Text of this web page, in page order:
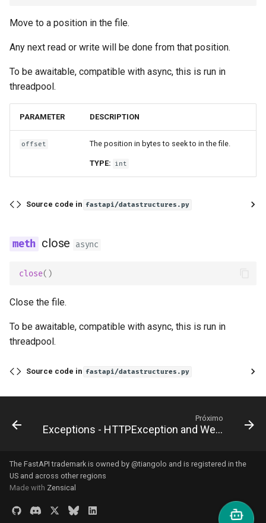
Move to a position in the file.
Any next read or write will be done from that position.
To be awaitable, compatible with async, this is run in
threadpool.
PARAMETER DESCRIPTION
offset The position in bytes to seek to in the file.
TYPE: int
Source code in fastapi/datastructures.py
close async
close()
Close the file.
To be awaitable, compatible with async, this is run in
threadpool.
Source code in fastapi/datastructures.py
Próximo
Exceptions - HTTPException and WebSocketException
The FastAPI trademark is owned by @tiangolo and is registered in the
US and across other regions
Made with Zensical